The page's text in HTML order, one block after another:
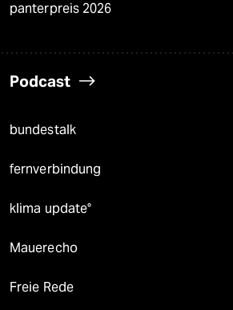
panterpreis 2026
Podcast
bundestalk
fernverbindung
klima update°
Mauerecho
Freie Rede